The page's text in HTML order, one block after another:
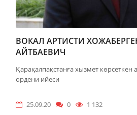
ВОКАЛ АРТИСТИ
АЙТБАЕВИЧ
Қарақалпақстанға хызмет көрсеткен
ордени ийеси
25.09.20 0 1 132